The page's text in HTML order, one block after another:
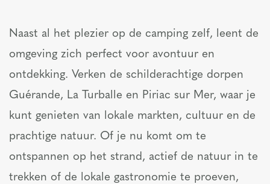
Naast al het plezier op de camping zelf, leent de
omgeving zich perfect voor avontuur en
ontdekking. Verken de schilderachtige dorpen
Guérande, La Turballe en Piriac sur Mer, waar je
kunt genieten van lokale markten, cultuur en de
prachtige natuur. Of je nu komt om te
ontspannen op het strand, actief de natuur in te
trekken of de lokale gastronomie te proeven,